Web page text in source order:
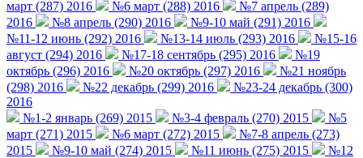
март (287) 2016
№6 март (288) 2016
№7 апрель (289)
2016
№8 апрель (290) 2016
№9-10 май (291) 2016
№11-12 июнь (292) 2016
№13-14 июль (293) 2016
№15-16
август (294) 2016
№17-18 сентябрь (295) 2016
№19
октябрь (296) 2016
№20 октябрь (297) 2016
№21 ноябрь
(298) 2016
№22 декабрь (299) 2016
№23-24 декабрь (300)
2016
№1-2 январь (269) 2015
№3-4 февраль (270) 2015
№5
март (271) 2015
№6 март (272) 2015
№7-8 апрель (273)
2015
№9-10 май (274) 2015 №11 июнь (275) 2015
№12